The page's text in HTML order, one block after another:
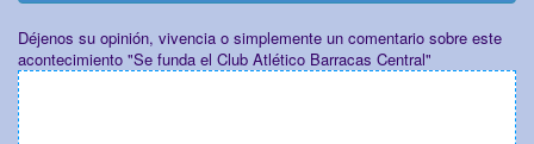
Déjenos su opinión, vivencia o simplemente un comentario sobre este
acontecimiento "Se funda el Club Atlético Barracas Central"